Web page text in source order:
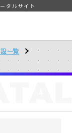
タルサイト
一覧